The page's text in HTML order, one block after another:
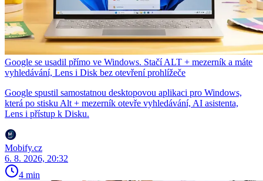
Google se usadil přímo ve Windows. Stačí ALT + mezerník a máte
vyhledávání, Lens i Disk bez otevření prohlížeče
Google spustil samostatnou desktopovou aplikaci pro Windows,
která po stisku Alt + mezerník otevře vyhledávání, AI asistenta,
Lens i přístup k Disku.
Mobify.cz
6. 8. 2026, 20:32
4 min